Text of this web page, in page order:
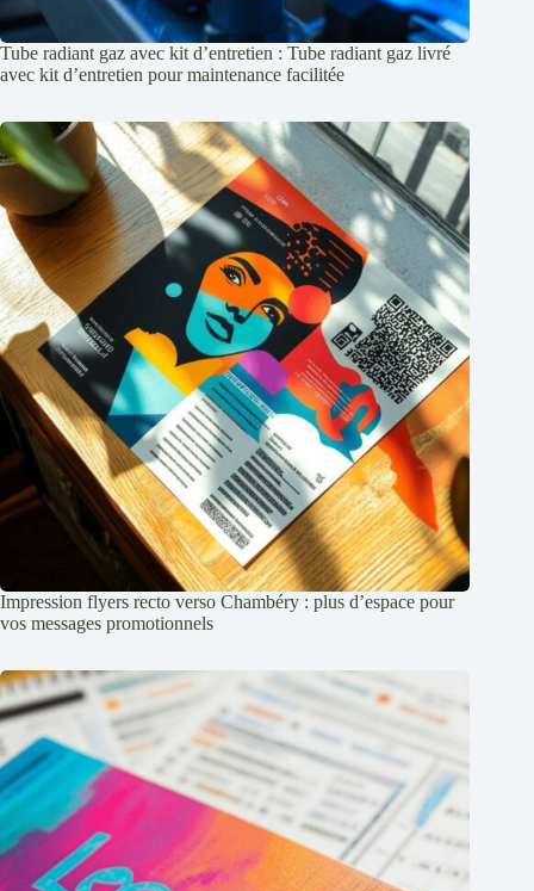
Tube radiant gaz avec kit d’entretien : Tube radiant gaz livré
avec kit d’entretien pour maintenance facilitée
Impression flyers recto verso Chambéry : plus d’espace pour
vos messages promotionnels